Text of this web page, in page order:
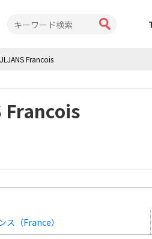
Francois
Francois
ス（France）